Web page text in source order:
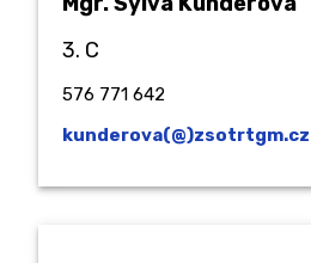
3. C
576 771 642
kunderova(@)zsotrtgm.cz